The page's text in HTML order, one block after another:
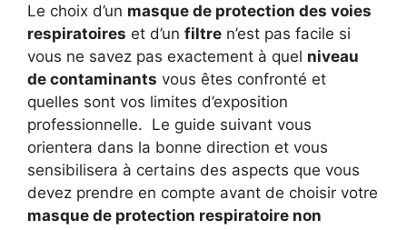
Le choix d’un masque de protection des voies
respiratoires et d’un filtre n’est pas facile si
vous ne savez pas exactement à quel niveau
de contaminants vous êtes confronté et
quelles sont vos limites d’exposition
professionnelle. Le guide suivant vous
orientera dans la bonne direction et vous
sensibilisera à certains des aspects que vous
devez prendre en compte avant de choisir votre
masque de protection respiratoire non